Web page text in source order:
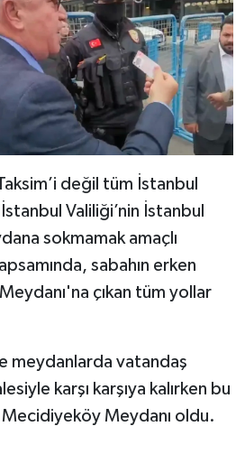
değil tüm İstanbul
İstanbul Valiliği’nin İstanbul
sokmamak amaçlı
sabahın erken
çıkan tüm yollar
meydanlarda vatandaş
karşı karşıya kalırken bu
Meydanı oldu.